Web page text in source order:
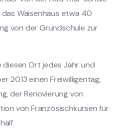
Waisenhaus etwa 40
von der Grundschule zur
Ort jedes Jahr und
2013 einen Freiwilligentag,
der Renovierung von
von Französischkursen für